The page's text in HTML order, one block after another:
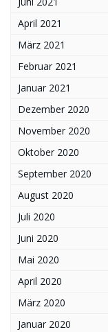
April 2021
März 2021
Februar 2021
Januar 2021
Dezember 2020
November 2020
Oktober 2020
September 2020
August 2020
Juli 2020
Juni 2020
Mai 2020
April 2020
März 2020
Januar 2020